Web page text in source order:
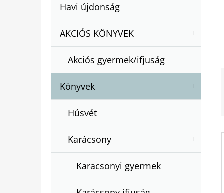
Nátugrása
T
G
R
Á
Havi újdonság
AKCIÓS KÖNYVEK
Akciós gyermek/ifjuság
Könyvek
Húsvét
Karácsony
Karacsonyi gyermek
BARTOS ERIKA : BOGYÓ ÉS BABÓCA
€12,50